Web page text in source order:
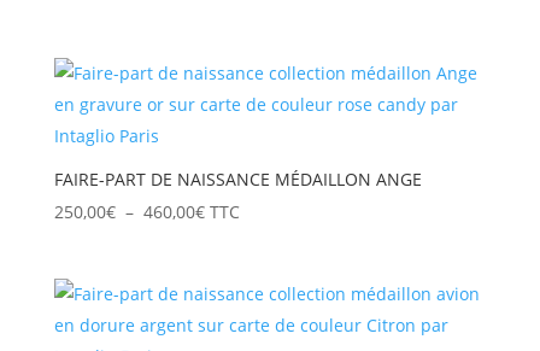
250,00€
à
FAIRE-PART DE NAISSANCE MÉDAILLON ANGE
250,00€ – 460,00€Plage
250,00€
à
TTC